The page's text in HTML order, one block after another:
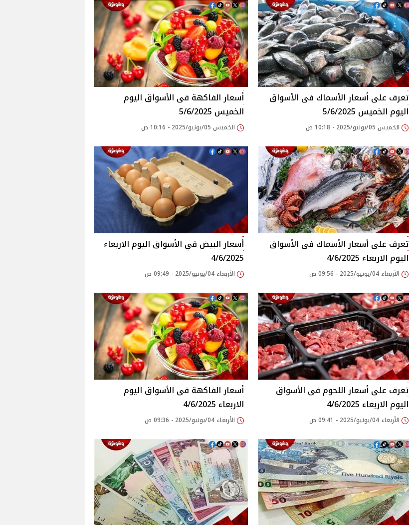
اليوم الخميس 5/6/2025
الخميس 05/يونيو/2025 - 10:18 ص
أسعار الفاكهة فى الأسواق‎‎ اليوم
الخميس 5/6/2025
الخميس 05/يونيو/2025 - 10:16 ص
اليوم الاربعاء 4/6/2025
الأربعاء 04/يونيو/2025 - 09:56 ص
أسعار البيض في الأسواق‎‎ اليوم الاربعاء
4/6/2025
الأربعاء 04/يونيو/2025 - 09:49 ص
اليوم الاربعاء 4/6/2025
الأربعاء 04/يونيو/2025 - 09:41 ص
أسعار الفاكهة فى الأسواق‎‎ اليوم
الاربعاء 4/6/2025
الأربعاء 04/يونيو/2025 - 09:36 ص